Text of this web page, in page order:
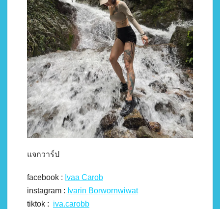
แจกวาร์ป
facebook : Ivaa Carob
instagram : Ivarin Borwornwiwat
tiktok : iva.carobb